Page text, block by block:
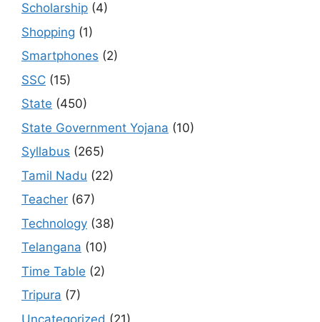
Scholarship (4)
Shopping (1)
Smartphones (2)
SSC (15)
State (450)
State Government Yojana (10)
Syllabus (265)
Tamil Nadu (22)
Teacher (67)
Technology (38)
Telangana (10)
Time Table (2)
Tripura (7)
Uncategorized (21)